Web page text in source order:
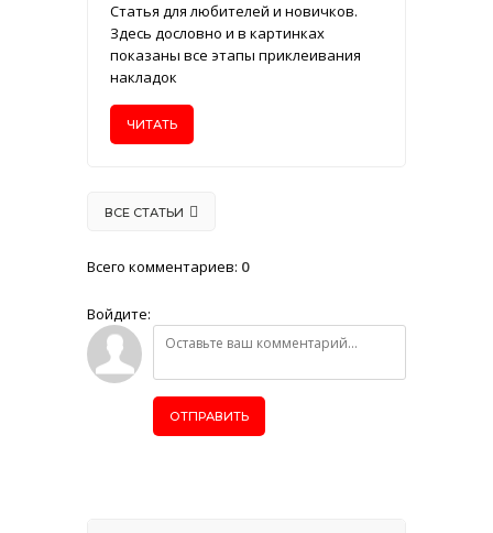
Статья для любителей и новичков.
Здесь дословно и в картинках
показаны все этапы приклеивания
накладок
ЧИТАТЬ
ВСЕ СТАТЬИ
Всего комментариев: 0
Войдите:
ОТПРАВИТЬ